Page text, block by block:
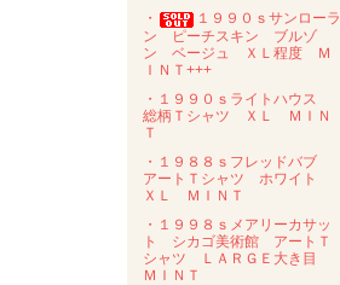
・
１９９０ｓサンローラ
ン ピーチスキン ブルゾ
ン ベージュ ＸＬ程度 Ｍ
ＩＮＴ+++
・１９９０ｓライトハウス
総柄Ｔシャツ ＸＬ ＭＩＮ
Ｔ
・１９８８ｓフレッドバブ
アートＴシャツ ホワイト
ＸＬ ＭＩＮＴ
・１９９８ｓメアリーカサッ
ト シカゴ美術館 アートＴ
シャツ ＬＡＲＧＥ大き目
ＭＩＮＴ